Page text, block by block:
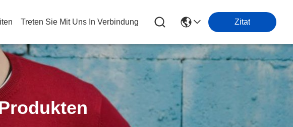
Treten Sie Mit Uns In Verbindung Zitat